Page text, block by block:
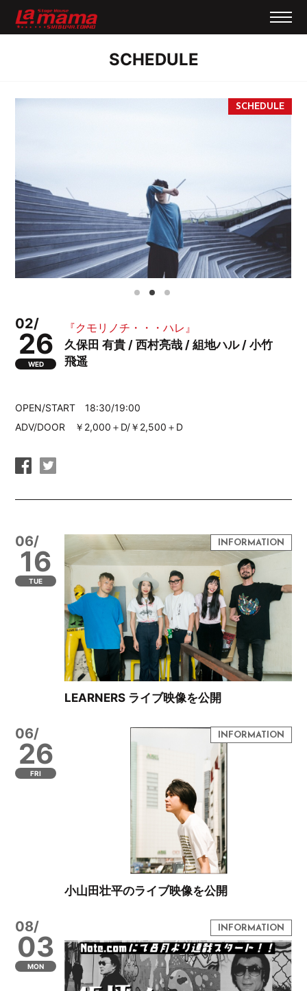
SCHEDULE
02/
26
WED
『クモリノチ・・・ハレ』
久保田 有貴 / 西村亮哉 / 組地ハル / 小竹
飛遥
OPEN/START 18:30/19:00
ADV/DOOR ￥2,000＋D/￥2,500＋D
06/
16
TUE
LEARNERS ライブ映像を公開
06/
26
FRI
小山田壮平のライブ映像を公開
08/
03
MON